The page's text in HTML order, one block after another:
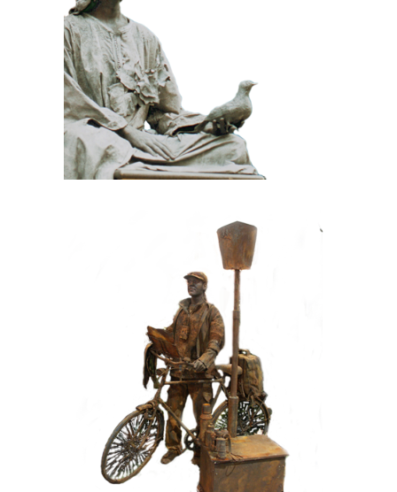
100 Meditatief Beeld
HEDENDAAGS IJZER/ROEST
099 Toerist